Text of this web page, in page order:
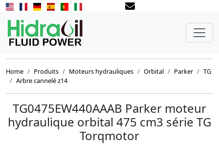
Home Produits Moteurs hydrauliques Orbital Parker
TG
Arbre cannelé z14
TG0475EW440AAAB Parker moteur
hydraulique orbital 475 cm3 série TG
Torqmotor